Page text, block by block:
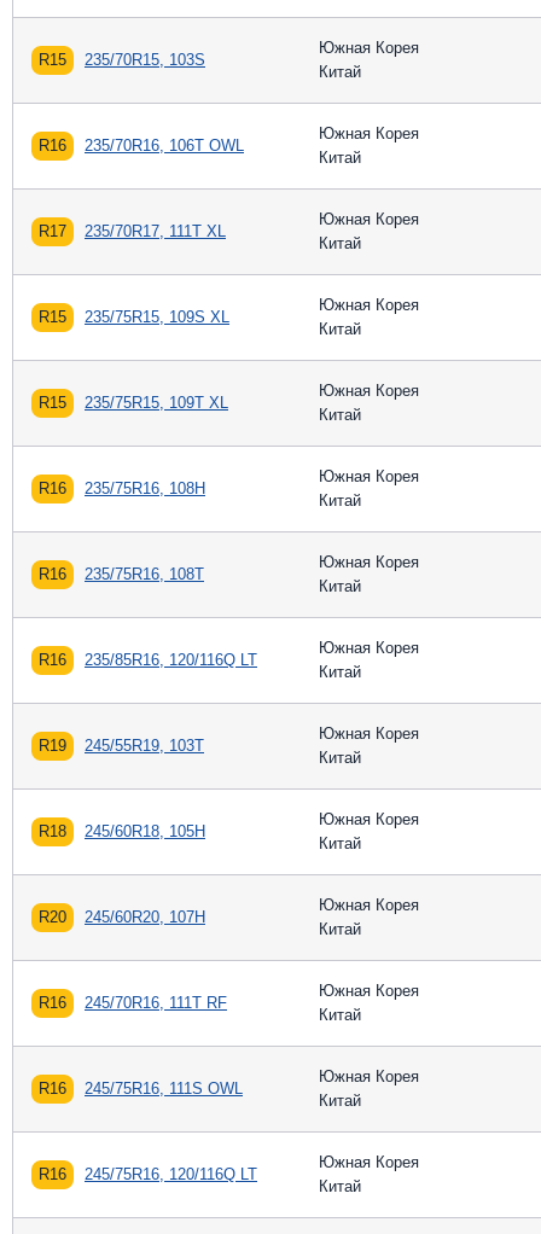
R15 235/70R15, 103S
Южная Корея
Китай
R16 235/70R16, 106T OWL
Южная Корея
Китай
R17 235/70R17, 111T XL
Южная Корея
Китай
R15 235/75R15, 109S XL
Южная Корея
Китай
R15 235/75R15, 109T XL
Южная Корея
Китай
R16 235/75R16, 108H
Южная Корея
Китай
R16 235/75R16, 108T
Южная Корея
Китай
R16 235/85R16, 120/116Q LT
Южная Корея
Китай
R19 245/55R19, 103T
Южная Корея
Китай
R18 245/60R18, 105H
Южная Корея
Китай
R20 245/60R20, 107H
Южная Корея
Китай
R16 245/70R16, 111T RF
Южная Корея
Китай
R16 245/75R16, 111S OWL
Южная Корея
Китай
R16 245/75R16, 120/116Q LT
Южная Корея
Китай